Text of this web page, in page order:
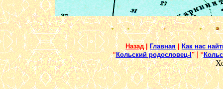
Назад |Главная|Как нас
"Кольский родословец-I"|"